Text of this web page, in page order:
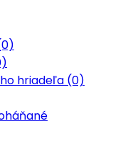
hriadeľa (0)